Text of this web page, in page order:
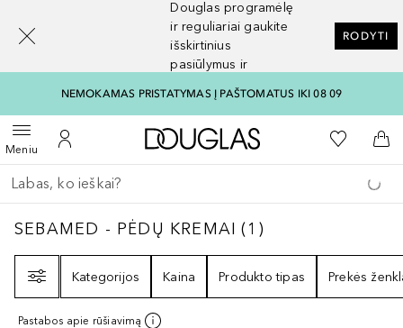
Douglas programėlę
ir reguliariai gaukite
išskirtinius
pasiūlymus ir
RODYTI
NEMOKAMAS PRISTATYMAS Į PAŠTOMATUS IKI 08 09
MeniuAtidaryti meniuĮ mano paskyrą
Į Douglas pagrindinį
Į mano
Į
Grįžk atgal
Vykdykite paiešką
SEBAMED - PĖDŲ KREMAI 1
SEBAMED - PĖDŲ KREMAI (1 )
Kategorijos
Kaina Produkto tipas Prekės
Pastabos apie rūšiavimą
[navigation.slideout.screenreader]